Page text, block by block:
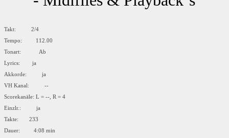
Takt: 2/4
Tempo: 112.00
Tonart: Ab
Lyrics: ja
Akkorde: ja
VH Kanal: --
Scorekanäle: L = --, R = 4
Einzlr.: ja
Takte: 233
Dauer: 4:08 min